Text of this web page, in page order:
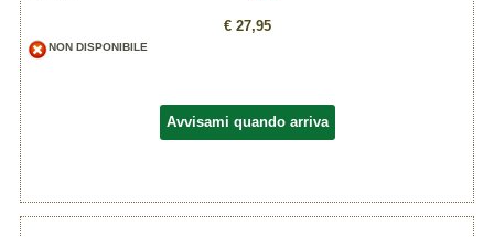
€ 27,95
NON DISPONIBILE
Avvisami quando arriva